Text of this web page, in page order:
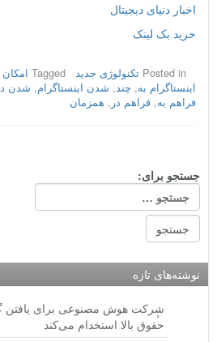
اخبار دنیای دیجیتال
خرید بک لینک
Posted in تکنولوژی جدید Tagged امکان
اینستاگرام به, چند, شدن اینستاگرام, شدن
فراهم به, فراهم در , همزمان
جستجو برای:
نوشته‌های تازه
شرکت هوش مصنوعی برای یافتن
حقوق بالا استخدام می‌کند